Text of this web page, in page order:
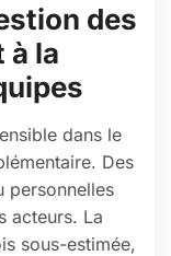
des
à la
dans le
Des
personnelles
acteurs. La
sous-estimée,